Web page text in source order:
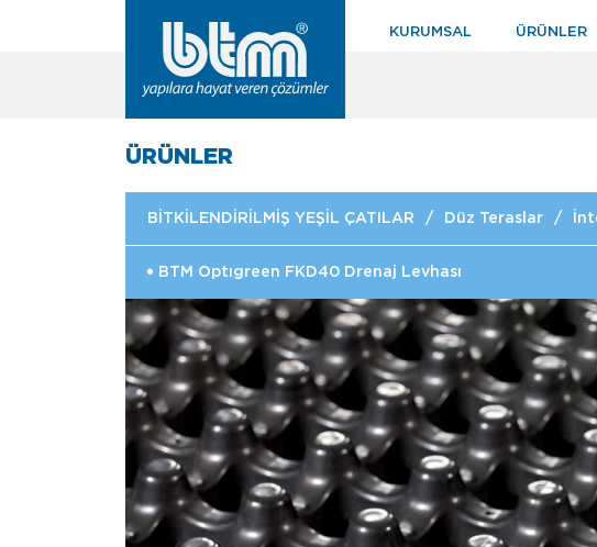
KURUMSAL ÜRÜNLER
ÜRÜNLER
BİTKİLENDİRİLMİŞ YEŞİL ÇATILAR / Düz Teraslar /
BTM Optıgreen FKD40 Drenaj Levhası